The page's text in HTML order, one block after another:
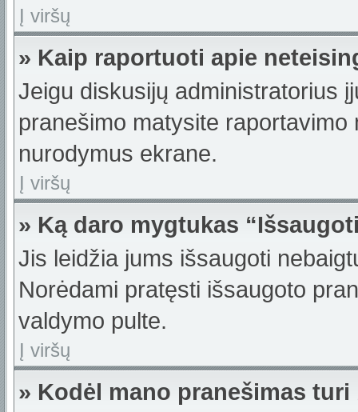
Į viršų
» Kaip raportuoti apie
Jeigu diskusijų administratorius
pranešimo matysite
nurodymus ekrane.
Į viršų
» Ką daro mygtukas
Jis leidžia jums išsaugoti
Norėdami pratęsti išsaugoto
valdymo pulte.
Į viršų
» Kodėl mano pranešimas